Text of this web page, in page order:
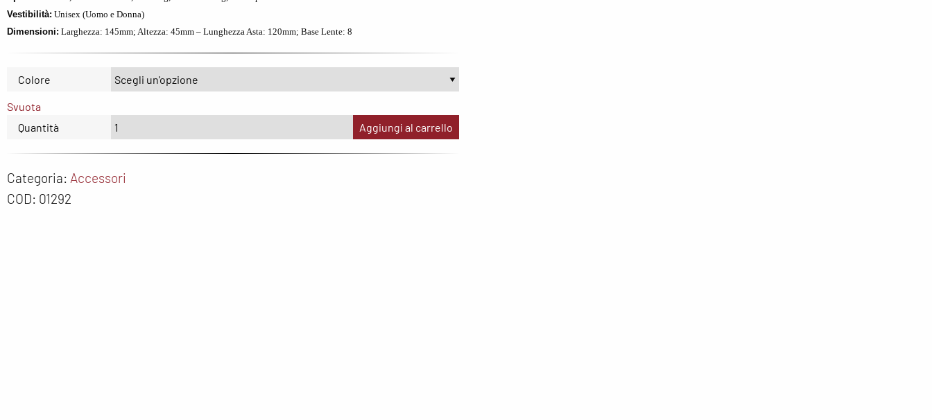
The North Face
North Sails
Regatta
Saucony
Uyn
Regatta
SHOKZ
Spenco
Marsupio
Meno4aranta
Mizuno
New Balance
Vestibilità: Unisex (Uomo e Donna)
Dimensioni: Larghezza: 145mm; Altezza: 45mm – Lunghezza Asta: 120mm; Base Lente: 8
Colore
Svuota
Quantità
Aggiungi al carrello
Categoria: Accessori
COD: 01292